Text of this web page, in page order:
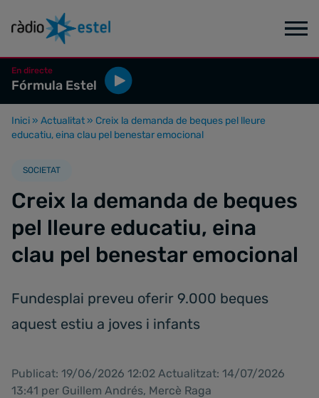
En directe
Fórmula Estel
Inici » Actualitat » Creix la demanda de beques pel lleure
educatiu, eina clau pel benestar emocional
SOCIETAT
Creix la demanda de beques
pel lleure educatiu, eina
clau pel benestar emocional
Fundesplai preveu oferir 9.000 beques
aquest estiu a joves i infants
Publicat: 19/06/2026 12:02 Actualitzat: 14/07/2026
13:41 per Guillem Andrés, Mercè Raga